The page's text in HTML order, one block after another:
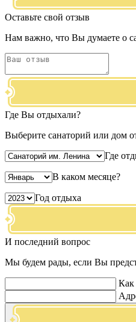
Оставьте свой отзыв
Нам важно, что Вы думаете о
Где Вы отдыхали?
Выберите санаторий или дом
Где
В каком месяце?
Год отдыха
И последний вопрос
Мы будем рады, если Вы
Как